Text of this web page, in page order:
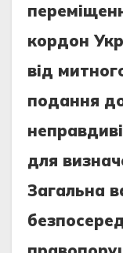
кордон
від
подання
для
Загальна